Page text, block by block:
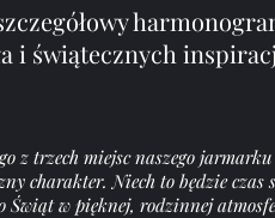
i świątecznych
z trzech miejsc naszego
charakter. Niech to będzie czas
Świąt w pięknej, rodzinnej